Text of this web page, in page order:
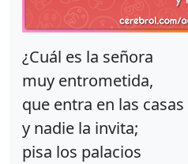
¿Cuál es la señora
muy entrometida,
que entra en las casas
y nadie la invita;
pisa los palacios